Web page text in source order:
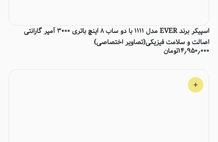
اسپیکر برند EVER مدل 1111 با دو ساب 8 اینچ باتری 3000 آمپر گارانتی
اصالت و سلامت فیزیکی(تصاویر اختصاصی)
۱۴٫۹۵۰٫۰۰۰تومان